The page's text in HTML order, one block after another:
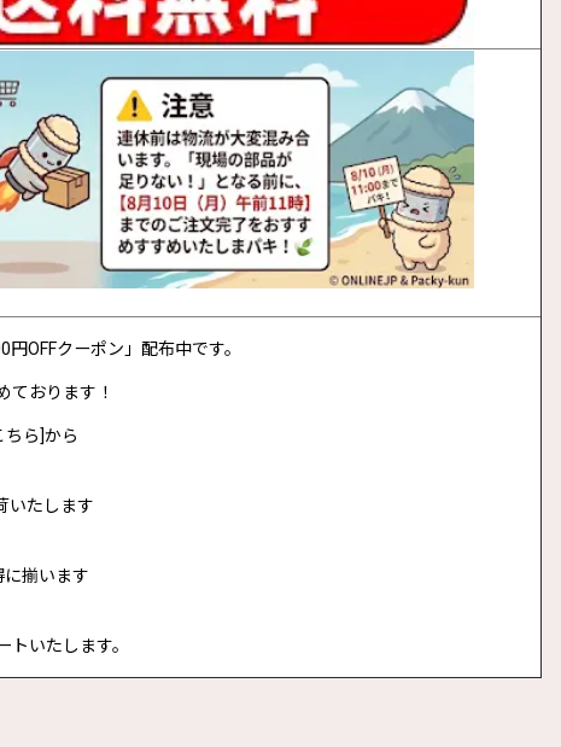
OFFクーポン」配布中です。
ております！
ちら]から
いたします
に揃います
いたします。